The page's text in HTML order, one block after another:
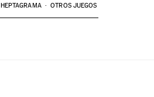
HEPTAGRAMA OTROS JUEGOS